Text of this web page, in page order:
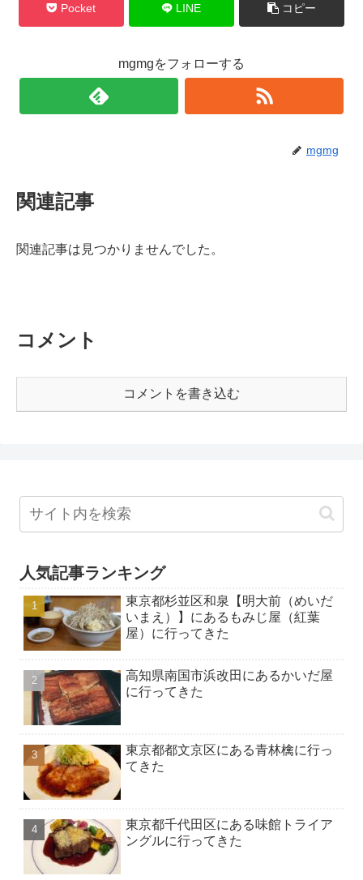
Pocket LINE コピー
mgmgをフォローする
mgmg
関連記事
関連記事は見つかりませんでした。
コメント
コメントを書き込む
人気記事ランキング
東京都杉並区和泉【明大前（めいだ
いまえ）】にあるもみじ屋（紅葉
屋）に行ってきた
高知県南国市浜改田にあるかいだ屋
に行ってきた
東京都都文京区にある青林檎に行っ
てきた
東京都千代田区にある味館トライア
ングルに行ってきた